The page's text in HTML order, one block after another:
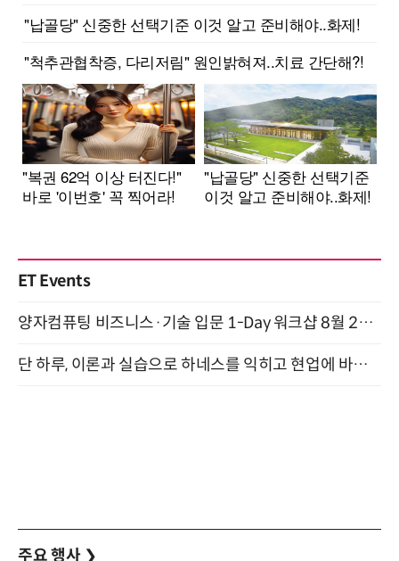
ET Events
양자컴퓨팅 비즈니스·기술 입문 1-Day 워크샵 8월 28일 개최
단 하루, 이론과 실습으로 하네스를 익히고 현업에 바로 쓰는 핸즈온 워크숍 (8/20)
주요 행사 ❯